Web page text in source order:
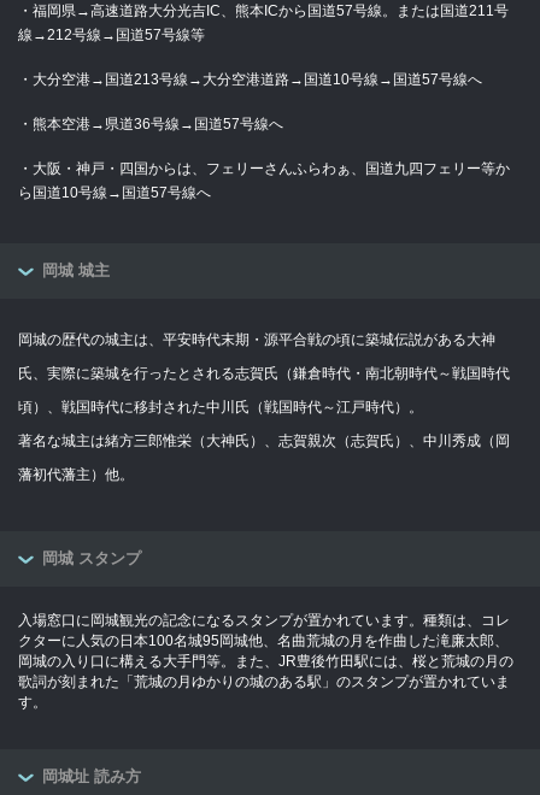
・福岡県→高速道路大分光吉IC、熊本ICから国道57号線。または国道211号
線→212号線→国道57号線等
・大分空港→国道213号線→大分空港道路→国道10号線→国道57号線へ
・熊本空港→県道36号線→国道57号線へ
・大阪・神戸・四国からは、フェリーさんふらわぁ、国道九四フェリー等か
ら国道10号線→国道57号線へ
岡城 城主
岡城の歴代の城主は、平安時代末期・源平合戦の頃に築城伝説がある大神
氏、実際に築城を行ったとされる志賀氏（鎌倉時代・南北朝時代～戦国時代
頃）、戦国時代に移封された中川氏（戦国時代～江戸時代）。
著名な城主は緒方三郎惟栄（大神氏）、志賀親次（志賀氏）、中川秀成（岡
藩初代藩主）他。
岡城 スタンプ
入場窓口に岡城観光の記念になるスタンプが置かれています。種類は、コレ
クターに人気の日本100名城95岡城他、名曲荒城の月を作曲した滝廉太郎、
岡城の入り口に構える大手門等。また、JR豊後竹田駅には、桜と荒城の月の
歌詞が刻まれた「荒城の月ゆかりの城のある駅」のスタンプが置かれていま
す。
岡城址 読み方